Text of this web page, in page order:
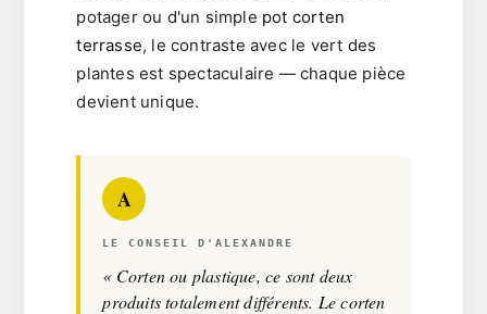
potager ou d'un simple pot corten
terrasse, le contraste avec le vert des
plantes est spectaculaire — chaque pièce
devient unique.
A
LE CONSEIL D'ALEXANDRE
« Corten ou plastique, ce sont deux
produits totalement différents. Le corten